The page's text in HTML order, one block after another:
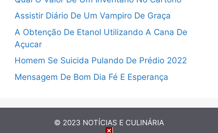
Assistir Diário De Um Vampiro De Graça
A Obtenção De Etanol Utilizando A Cana De
Açucar
Homem Se Suicida Pulando De Prédio 2022
Mensagem De Bom Dia Fé E Esperança
© 2023 NOTÍCIAS E CULINÁRIA